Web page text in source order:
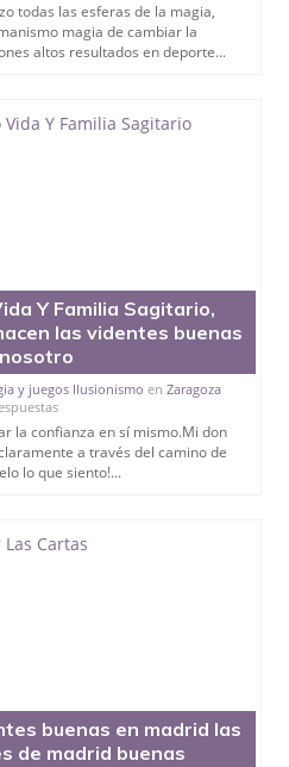
todas las esferas de la magia,
magia de cambiar la
altos resultados en deporte...
Y Familia Sagitario,
las videntes buenas
y juegos Ilusionismo en Zaragoza
la confianza en sí mismo.Mi don
a través del camino de
lo que siento!...
buenas en madrid las
de madrid buenas